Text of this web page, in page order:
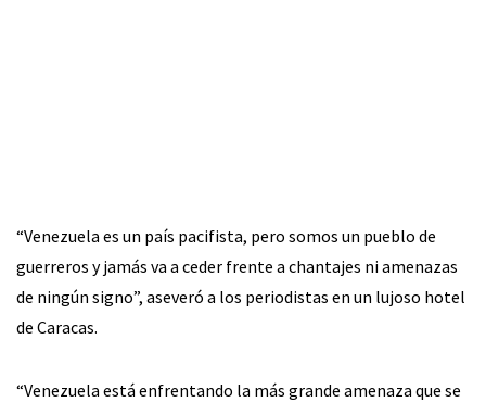
“Venezuela es un país pacifista, pero somos un pueblo de
guerreros y jamás va a ceder frente a chantajes ni amenazas
de ningún signo”, aseveró a los periodistas en un lujoso hotel
de Caracas.
“Venezuela está enfrentando la más grande amenaza que se